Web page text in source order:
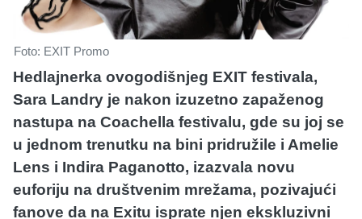
Foto: EXIT Promo
Hedlajnerka ovogodišnjeg EXIT festivala,
Sara Landry je nakon izuzetno zapaženog
nastupa na Coachella festivalu, gde su joj se
u jednom trenutku na bini pridružile i Amelie
Lens i Indira Paganotto, izazvala novu
euforiju na društvenim mrežama, pozivajući
fanove da na Exitu isprate njen ekskluzivni